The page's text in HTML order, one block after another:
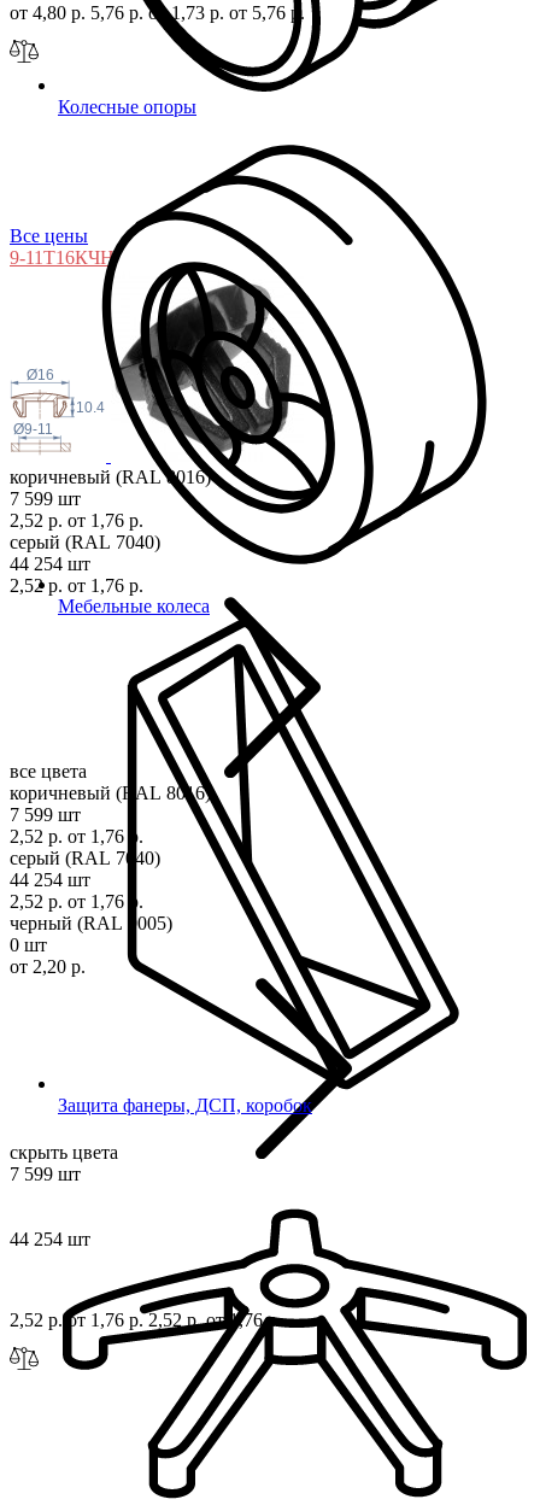
Колесные опоры
Мебельные колеса
Защита фанеры, ДСП, коробок
от 4,80 р. 5,76 р.от 1,73 р. от 5,76 р.
Все цены
9-11Т16КЧН
10.4
Ø9-11
Ø16
коричневый (RAL 8016)
7 599 шт
2,52 р. от 1,76 р.
серый (RAL 7040)
44 254 шт
2,52 р. от 1,76 р.
все цвета
коричневый (RAL 8016)
7 599 шт
2,52 р. от 1,76 р.
серый (RAL 7040)
44 254 шт
2,52 р. от 1,76 р.
черный (RAL 9005)
0 шт
от 2,20 р.
скрыть цвета
7 599 шт
44 254 шт
2,52 р. от 1,76 р.2,52 р.от 1,76 р.